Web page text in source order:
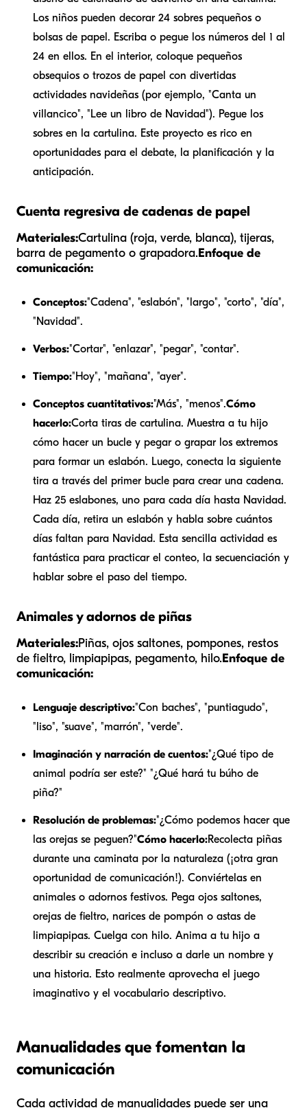
Los niños pueden decorar 24 sobres pequeños o
bolsas de papel. Escriba o pegue los números del 1 al
24 en ellos. En el interior, coloque pequeños
obsequios o trozos de papel con divertidas
actividades navideñas (por ejemplo, "Canta un
villancico", "Lee un libro de Navidad"). Pegue los
sobres en la cartulina. Este proyecto es rico en
oportunidades para el debate, la planificación y la
anticipación.
Cuenta regresiva de cadenas de papel
Materiales:Cartulina (roja, verde, blanca), tijeras,
barra de pegamento o grapadora.Enfoque de
comunicación:
Conceptos:"Cadena", "eslabón", "largo", "corto", "día",
"Navidad".
Verbos:"Cortar", "enlazar", "pegar", "contar".
Tiempo:"Hoy", "mañana", "ayer".
Conceptos cuantitativos:"Más", "menos".Cómo
hacerlo:Corta tiras de cartulina. Muestra a tu hijo
cómo hacer un bucle y pegar o grapar los extremos
para formar un eslabón. Luego, conecta la siguiente
tira a través del primer bucle para crear una cadena.
Haz 25 eslabones, uno para cada día hasta Navidad.
Cada día, retira un eslabón y habla sobre cuántos
días faltan para Navidad. Esta sencilla actividad es
fantástica para practicar el conteo, la secuenciación y
hablar sobre el paso del tiempo.
Animales y adornos de piñas
Materiales:Piñas, ojos saltones, pompones, restos
de fieltro, limpiapipas, pegamento, hilo.Enfoque de
comunicación:
Lenguaje descriptivo:"Con baches", "puntiagudo",
"liso", "suave", "marrón", "verde".
Imaginación y narración de cuentos:"¿Qué tipo de
animal podría ser este?" "¿Qué hará tu búho de
piña?"
Resolución de problemas:"¿Cómo podemos hacer que
las orejas se peguen?"Cómo hacerlo:Recolecta piñas
durante una caminata por la naturaleza (¡otra gran
oportunidad de comunicación!). Conviértelas en
animales o adornos festivos. Pega ojos saltones,
orejas de fieltro, narices de pompón o astas de
limpiapipas. Cuelga con hilo. Anima a tu hijo a
describir su creación e incluso a darle un nombre y
una historia. Esto realmente aprovecha el juego
imaginativo y el vocabulario descriptivo.
Manualidades que fomentan la
comunicación
Cada actividad de manualidades puede ser una